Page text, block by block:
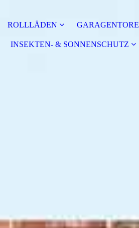
ROLLLÄDEN GARAGENTORE
INSEKTEN- & SONNENSCHUTZ